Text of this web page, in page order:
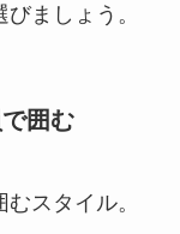
ましょう。
囲む
スタイル。